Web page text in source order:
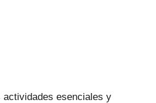
actividades esenciales y